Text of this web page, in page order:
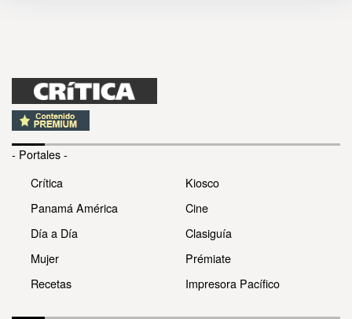
- Portales -
Crítica
Panamá América
Día a Día
Mujer
Recetas
Kiosco
Cine
Clasiguía
Prémiate
Impresora Pacífico